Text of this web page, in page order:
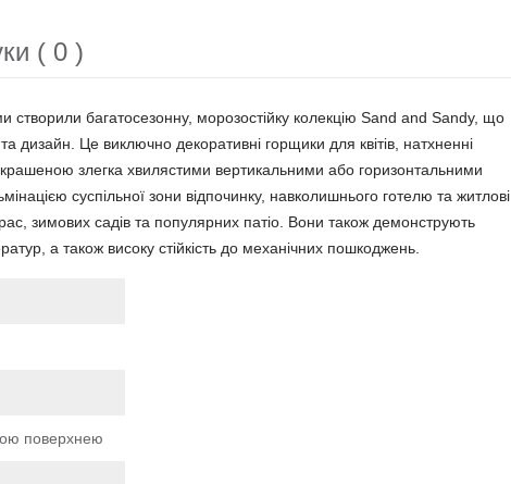
( 0 )
багатосезонну, морозостійку колекцію Sand and Sandy, що
дизайн. Це виключно декоративні горщики для квітів, натхненні
злегка хвилястими вертикальними або горизонтальними
суспільної зони відпочинку, навколишнього готелю та житлові
зимових садів та популярних патіо. Вони також демонструють
а також високу стійкість до механічних пошкоджень.
поверхнею